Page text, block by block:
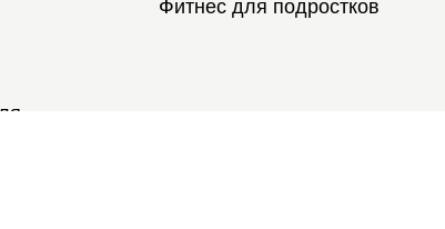
Фитнес для подростков